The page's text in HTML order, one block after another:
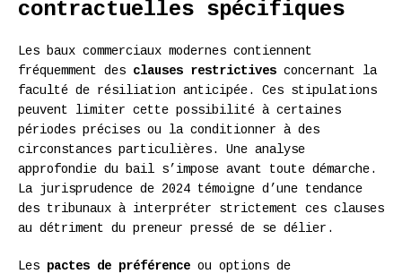
contractuelles spécifiques
Les baux commerciaux modernes contiennent
fréquemment des clauses restrictives concernant la
faculté de résiliation anticipée. Ces stipulations
peuvent limiter cette possibilité à certaines
périodes précises ou la conditionner à des
circonstances particulières. Une analyse
approfondie du bail s’impose avant toute démarche.
La jurisprudence de 2024 témoigne d’une tendance
des tribunaux à interpréter strictement ces clauses
au détriment du preneur pressé de se délier.
Les pactes de préférence ou options de